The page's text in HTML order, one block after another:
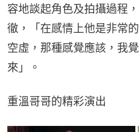
容地談起角色及拍攝過程
徹，「在感情上他是非常
空虛，那種感覺應該，我
來」。
重溫哥哥的精彩演出